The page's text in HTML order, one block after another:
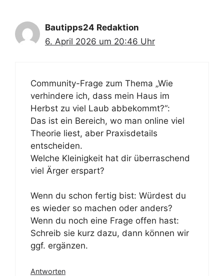
Bautipps24 Redaktion
6. April 2026 um 20:46 Uhr
Community-Frage zum Thema „Wie
verhindere ich, dass mein Haus im
Herbst zu viel Laub abbekommt?“:
Das ist ein Bereich, wo man online viel
Theorie liest, aber Praxisdetails
entscheiden.
Welche Kleinigkeit hat dir überraschend
viel Ärger erspart?
Wenn du schon fertig bist: Würdest du
es wieder so machen oder anders?
Wenn du noch eine Frage offen hast:
Schreib sie kurz dazu, dann können wir
ggf. ergänzen.
Antworten